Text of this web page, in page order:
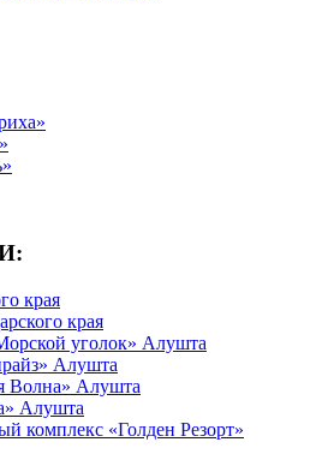
края
края
уголок» Алушта
Алушта
Волна» Алушта
Алушта
комплекс «Голден Резорт»